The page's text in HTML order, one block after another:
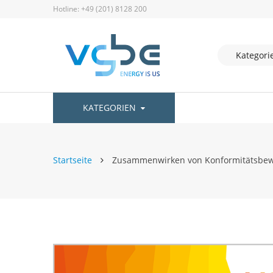
Hotline: +49 (201) 8128 200
KATEGORIEN
Startseite Zusammenwirken von
Zum